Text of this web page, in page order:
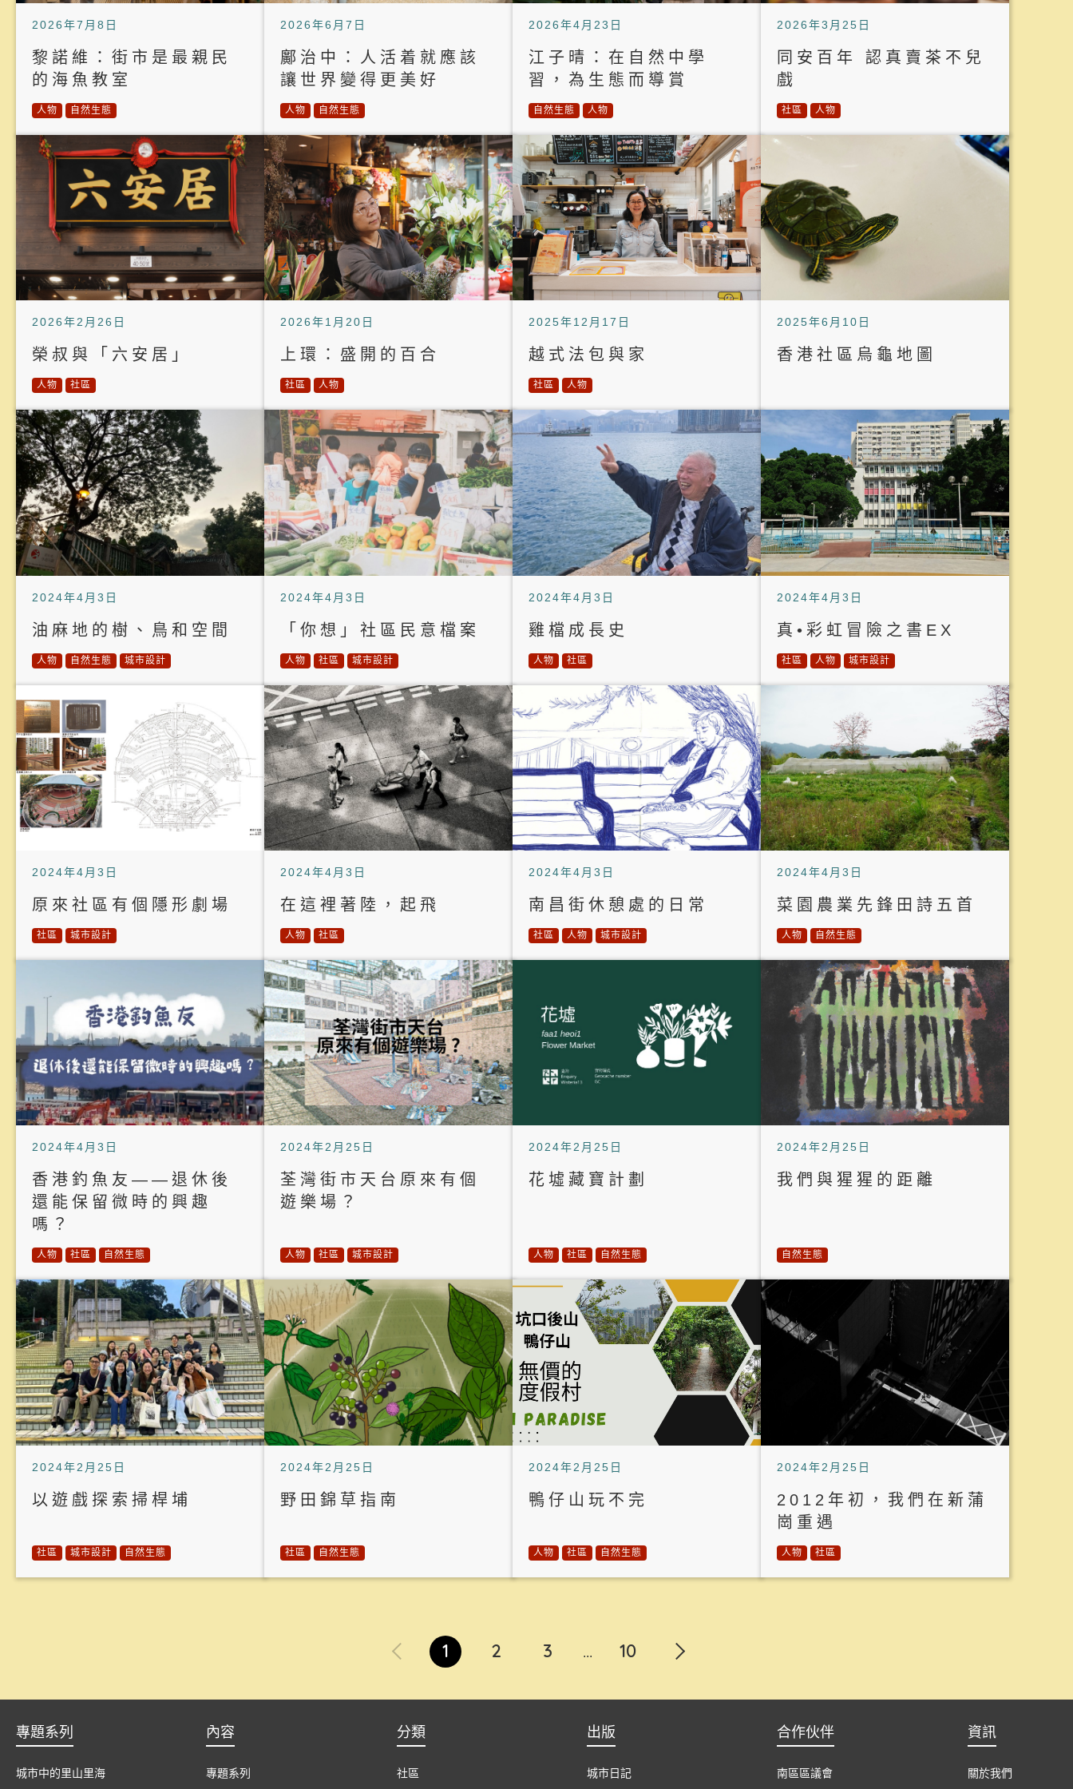
2026年7月8日
黎諾維：街市是最親民
的海魚教室
人物 自然生態
2026年6月7日
鄺治中：人活着就應該
讓世界變得更美好
人物 自然生態
2026年4月23日
江子晴：在自然中學
習，為生態而導賞
自然生態 人物
2026年3月25日
同安百年 認真賣茶不兒
戲
社區 人物
2026年2月26日
榮叔與「六安居」
人物 社區
2026年1月20日
上環：盛開的百合
社區 人物
2025年12月17日
越式法包與家
社區 人物
2025年6月10日
香港社區烏龜地圖
2024年4月3日
油麻地的樹、鳥和空間
人物 自然生態 城市設計
2024年4月3日
「你想」社區民意檔案
人物 社區 城市設計
2024年4月3日
雞檔成長史
人物 社區
2024年4月3日
真•彩虹冒險之書EX
社區 人物 城市設計
2024年4月3日
原來社區有個隱形劇場
社區 城市設計
2024年4月3日
在這裡著陸，起飛
人物 社區
2024年4月3日
南昌街休憩處的日常
社區 人物 城市設計
2024年4月3日
菜園農業先鋒田詩五首
人物 自然生態
2024年4月3日
香港釣魚友——退休後
還能保留微時的興趣
嗎？
人物 社區 自然生態
2024年2月25日
荃灣街市天台原來有個
遊樂場？
人物 社區 城市設計
2024年2月25日
花墟藏寶計劃
人物 社區 自然生態
2024年2月25日
我們與猩猩的距離
自然生態
2024年2月25日
以遊戲探索掃桿埔
社區 城市設計 自然生態
2024年2月25日
野田錦草指南
社區 自然生態
2024年2月25日
鴨仔山玩不完
人物 社區 自然生態
2024年2月25日
2012年初，我們在新蒲
崗重遇
人物 社區
1 2 3 ... 10
專題系列
城市中的里山里海
內容
專題系列
分類
社區
出版
城市日記
合作伙伴
南區區議會
資訊
關於我們